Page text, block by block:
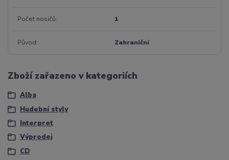
Počet nosičů 1
Původ Zahraniční
Zboží zařazeno v kategoriích
Alba
Hudební styly
Interpret
Výprodej
CD